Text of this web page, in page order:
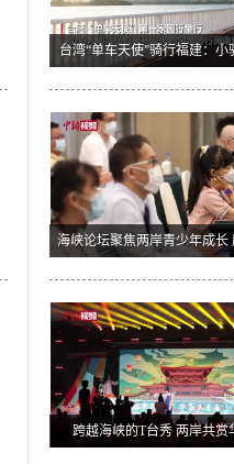
台湾“单车天使”骑行福建：小
海峡论坛聚焦两岸青少年成长
跨越海峡的T台秀 两岸共赏